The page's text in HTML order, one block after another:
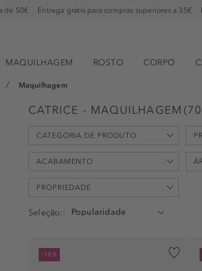
de 50€ Entrega grátis para compras superiores a 35€
MAQUILHAGEM ROSTO CORPO
Maquilhagem
CATRICE - MAQUILHAGEM (70
CATEGORIA DE PRODUTO
Máscara (9)
Iluminador (4)
min
ACABAMENTO
brilhante (11)
cintilante (9)
PROPRIEDADE
altamente pigmentado (13)
Seleção:
-18%